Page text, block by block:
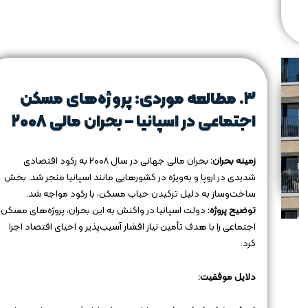
۳. مطالعه موردی: پروژه‌های مسکن
اجتماعی در اسپانیا – بحران مالی ۲۰۰۸
زمینه بحران:
بحران مالی جهانی در سال ۲۰۰۸ به رکود اقتصادی
شدیدی در اروپا و به‌ویژه در کشورهایی مانند اسپانیا منجر شد. بخش
ساخت‌وساز به دلیل ترکیدن حباب مسکن، با رکود مواجه شد.
توضیح پروژه:دولت اسپانیا در واکنش به این بحران، پروژه‌های مسکن
اجتماعی را با هدف تأمین نیاز اقشار آسیب‌پذیر و احیای اقتصاد اجرا
کرد.
دلایل موفقیت: